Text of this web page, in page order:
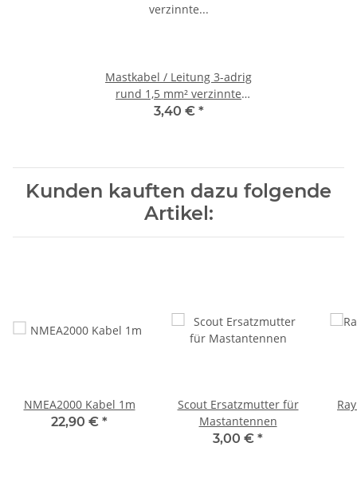
Mastkabel / Leitung 3-adrig
rund 1,5 mm² verzinnte
Litzenleitung
3,40 € *
Kunden kauften dazu folgende
Artikel:
NMEA2000 Kabel 1m
22,90 € *
Scout Ersatzmutter für
Mastantennen
3,00 € *